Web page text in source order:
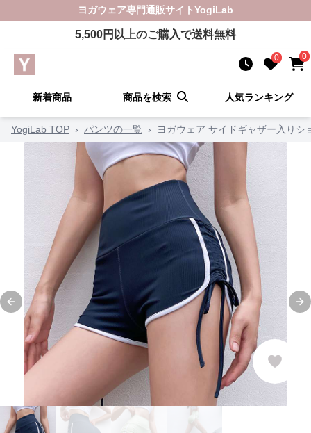
ヨガウェア専門通販サイトYogiLab
5,500円以上のご購入で送料無料
0 0
新着商品 商品を検索 人気ランキング
YogiLab TOP › パンツの一覧 › ヨガウェア サイドギャザー入りシ
Previous slide